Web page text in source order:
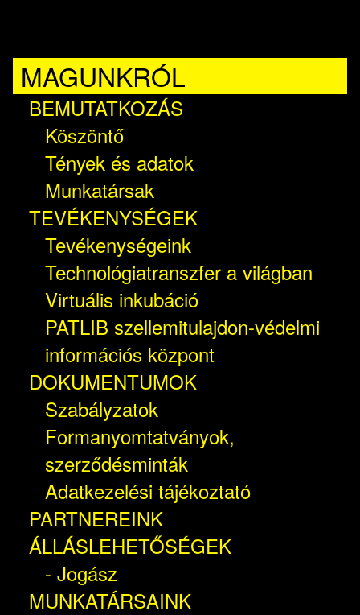
MAGUNKRÓL
BEMUTATKOZÁS
Köszöntő
Tények és adatok
Munkatársak
TEVÉKENYSÉGEK
Tevékenységeink
Technológiatranszfer a világban
Virtuális inkubáció
PATLIB szellemitulajdon-védelmi
információs központ
DOKUMENTUMOK
Szabályzatok
Formanyomtatványok,
szerződésminták
Adatkezelési tájékoztató
PARTNEREINK
ÁLLÁSLEHETŐSÉGEK
- Jogász
MUNKATÁRSAINK